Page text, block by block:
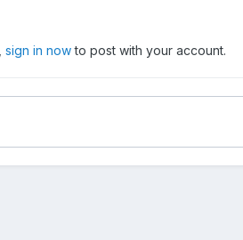
sign in nowto post with your account.